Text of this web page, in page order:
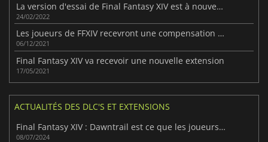
La version d'essai de Final Fantasy XIV est à nouveau disponible
24/02/2022
Les joueurs de FFXIV recevront une compensation pour les problèmes de lancement de l'Endwalker.
06/12/2021
Final Fantasy XIV va recevoir une nouvelle extension
17/05/2021
ACTUALITÉS DES DLC'S ET EXTENSIONS
Final Fantasy XIV : Dawntrail est ce que les joueurs attendaient
08/07/2024